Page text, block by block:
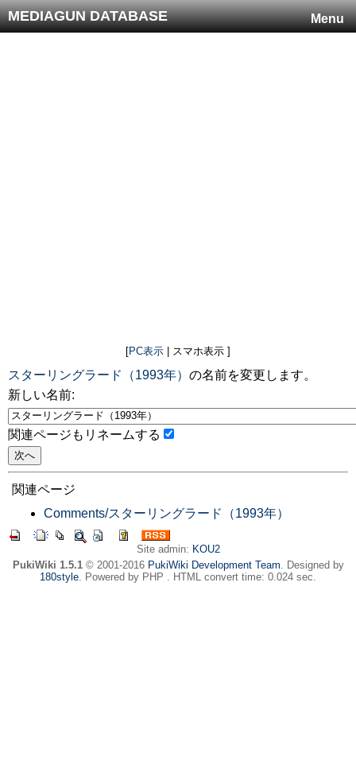
Menu
MEDIAGUN DATABASE
[PC表示 | スマホ表示 ]
スターリングラード（1993年） の名前を変更します。
新しい名前:
関連ページもリネームする
関連ページ
Comments/スターリングラード（1993年）
Site admin: KOU2
PukiWiki 1.5.1© 2001-2016 PukiWiki Development Team. Designed by
180style. Powered by PHP . HTML convert time: 0.024 sec.